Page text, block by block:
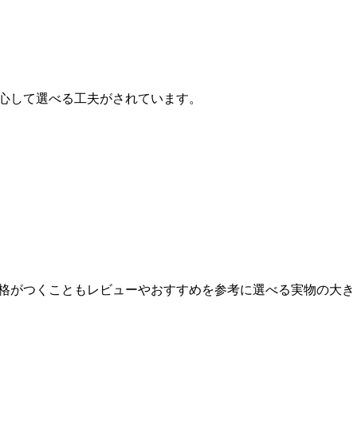
て選べる工夫がされています。
つくこともレビューやおすすめを参考に選べる実物の大き